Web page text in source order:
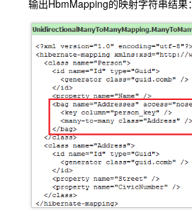
输出HbmMapping的映射字符串结果：